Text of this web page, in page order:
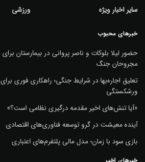
سایر اخبار ویژه
ورزشی
خبرهای محبوب
حضور لیلا بلوکات و ناصر پروانی در بیمارستان
مجروحان جنگ
تعلیق اجاره‌بها در شرایط جنگی؛ راهکاری فوری
ورشکستگی
«آیا تنش‌های اخیر مقدمه درگیری نظامی است؟»
آینده معیشت در گرو توسعه فناوری‌های اقتصادی
بازی سود با زمان؛ مدل مالی پلتفرم‌های اعتباری
خبرهای اخیر